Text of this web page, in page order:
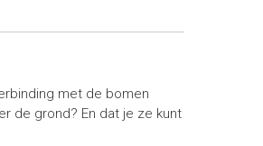
met de bomen
de grond? En dat je ze kunt